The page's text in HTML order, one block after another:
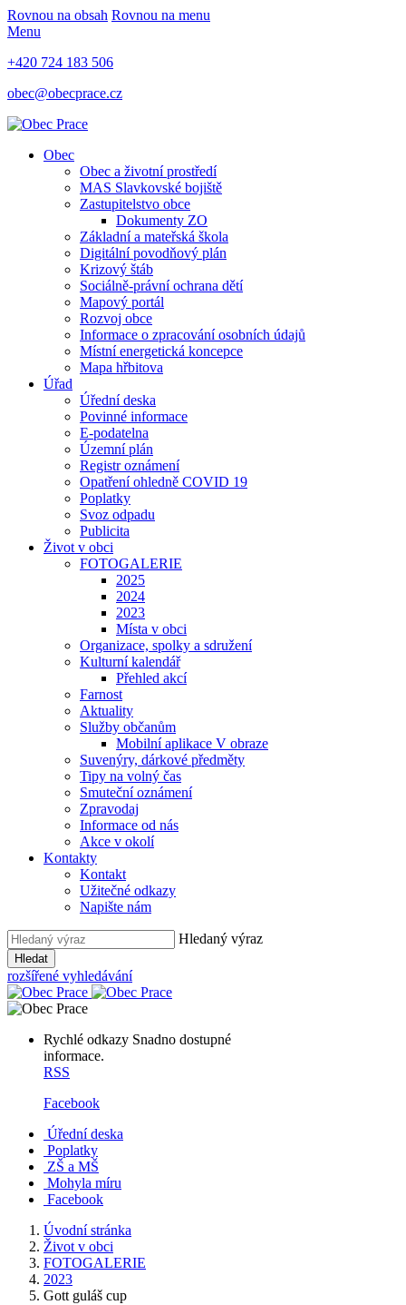
Rovnou na obsah Rovnou na menu
Menu
+420 724 183 506
obec@obecprace.cz
Obec
Obec a životní prostředí
MAS Slavkovské bojiště
Zastupitelstvo obce
Dokumenty ZO
Základní a mateřská škola
Digitální povodňový plán
Krizový štáb
Sociálně-právní ochrana dětí
Mapový portál
Rozvoj obce
Informace o zpracování osobních údajů
Místní energetická koncepce
Mapa hřbitova
Úřad
Úřední deska
Povinné informace
E-podatelna
Územní plán
Registr oznámení
Opatření ohledně COVID 19
Poplatky
Svoz odpadu
Publicita
Život v obci
FOTOGALERIE
2025
2024
2023
Místa v obci
Organizace, spolky a sdružení
Kulturní kalendář
Přehled akcí
Farnost
Aktuality
Služby občanům
Mobilní aplikace V obraze
Suvenýry, dárkové předměty
Tipy na volný čas
Smuteční oznámení
Zpravodaj
Informace od nás
Akce v okolí
Kontakty
Kontakt
Užitečné odkazy
Napište nám
Hledaný výraz
Hledat
rozšířené vyhledávání
Rychlé odkazy Snadno dostupné
informace.
RSS
Facebook
Úřední deska
Poplatky
ZŠ a MŠ
Mohyla míru
Facebook
Úvodní stránka
Život v obci
FOTOGALERIE
2023
Gott guláš cup